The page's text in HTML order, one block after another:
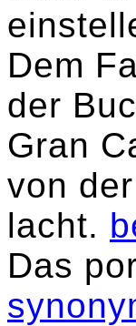
Dem
der
Gran
von
lacht.
Das